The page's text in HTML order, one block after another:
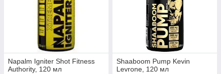
Napalm Igniter Shot Fitness
Authority, 120 мл
Shaaboom Pump Kevin
Levrone, 120 мл